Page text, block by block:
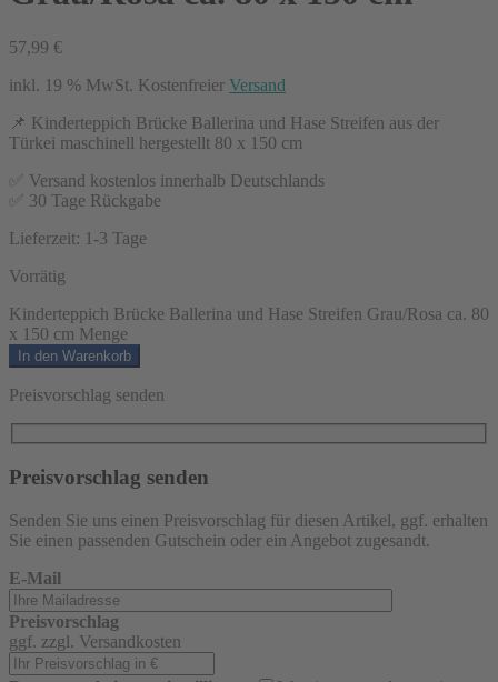
57,99 €
inkl. 19 % MwSt. Kostenfreier Versand
📌 Kinderteppich Brücke Ballerina und Hase Streifen aus der
Türkei maschinell hergestellt 80 x 150 cm
✅ Versand kostenlos innerhalb Deutschlands
✅ 30 Tage Rückgabe
Lieferzeit: 1-3 Tage
Vorrätig
Kinderteppich Brücke Ballerina und Hase Streifen Grau/Rosa ca. 80
x 150 cm Menge
In den Warenkorb
Preisvorschlag senden
Preisvorschlag senden
Senden Sie uns einen Preisvorschlag für diesen Artikel, ggf. erhalten
Sie einen passenden Gutschein oder ein Angebot zugesandt.
E-Mail
Preisvorschlag
ggf. zzgl. Versandkosten